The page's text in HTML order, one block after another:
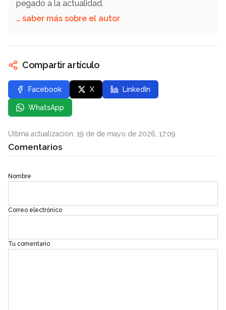
pegado a la actualidad.
… saber más sobre el autor
Compartir artículo
Facebook X LinkedIn
WhatsApp
Última actualización: 19 de de mayo de 2026, 17:09
Comentarios
Nombre
Correo electrónico
Tu comentario